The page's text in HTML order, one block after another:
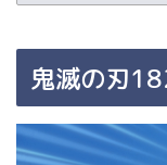
鬼滅の刃